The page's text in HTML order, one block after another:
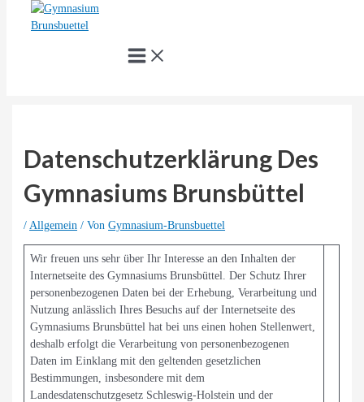
Inhalt
Main
Menu
Datenschutzerklärung Des
Gymnasiums Brunsbüttel
/ Allgemein / VonGymnasium-Brunsbuettel
Wir freuen uns sehr über Ihr Interesse an den Inhalten der
Internetseite des Gymnasiums Brunsbüttel. Der Schutz Ihrer
personenbezogenen Daten bei der Erhebung, Verarbeitung und
Nutzung anlässlich Ihres Besuchs auf der Internetseite des
Gymnasiums Brunsbüttel hat bei uns einen hohen Stellenwert,
deshalb erfolgt die Verarbeitung von personenbezogenen
Daten im Einklang mit den geltenden gesetzlichen
Bestimmungen, insbesondere mit dem
Landesdatenschutzgesetz Schleswig-Holstein und der